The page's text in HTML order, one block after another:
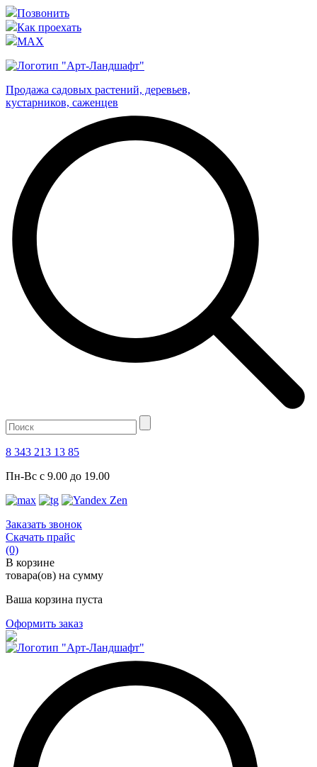
Позвонить
Как проехать
MAX
Продажа садовых растений, деревьев,
кустарников, саженцев
8 343 213 13 85
Пн-Вс с 9.00 до 19.00
Заказать звонок
Скачать прайс
(0)
В корзине
товара(ов) на сумму
Ваша корзина пуста
Оформить заказ